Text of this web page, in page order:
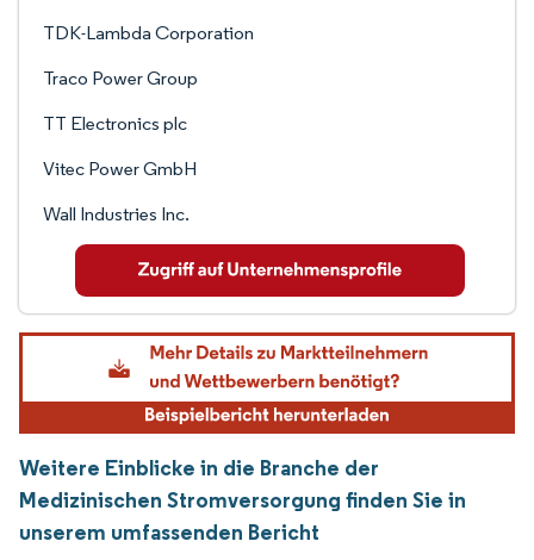
TDK-Lambda Corporation
Traco Power Group
TT Electronics plc
Vitec Power GmbH
Wall Industries Inc.
Weitere Einblicke in die Branche der
Medizinischen Stromversorgung finden Sie in
unserem umfassenden Bericht